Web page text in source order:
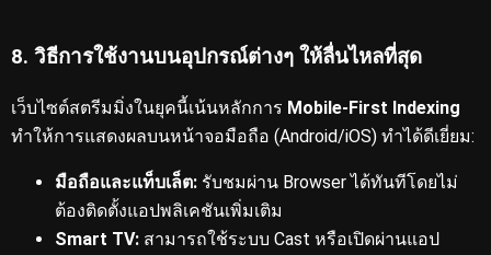
8. วิธีการใช้งานบนอุปกรณ์ต่างๆ ให้ลื่นไหลที่สุด
เว็บไซต์สตรีมมิ่งในยุคนี้เน้นหลักการ Mobile-First Indexing
ทำให้การแสดงผลบนหน้าจอมือถือ (Android/iOS) ทำได้ดีเยี่ยม:
มือถือและแท็บเล็ต: รับชมผ่าน Browser ได้ทันทีโดยไม่
ต้องติดตั้งแอปพลิเคชันเพิ่มเติม
Smart TV: สามารถใช้ระบบ Cast หรือเปิดผ่านแอป